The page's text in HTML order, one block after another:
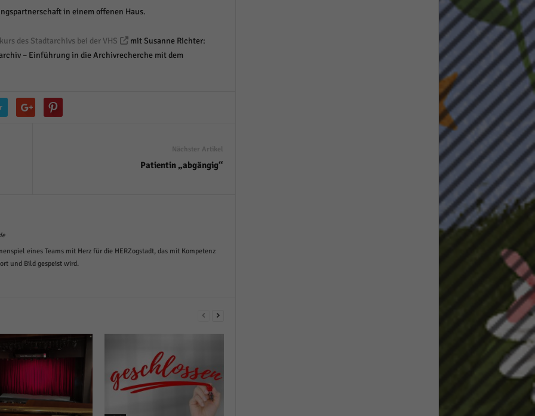
in einem offenen Haus.
des Stadtarchivs bei der VHS
mit Susanne Richter:
– Einführung in die Archivrecherche mit dem
Nächster Artikel
Patientin „abgängig“
eines Teams mit Herz für die HERZogstadt, das mit Kompetenz
und Bild gespeist wird.